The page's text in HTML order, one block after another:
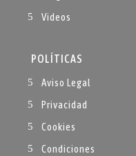
Videos
POLÍTICAS
Aviso Legal
Privacidad
Cookies
Condiciones